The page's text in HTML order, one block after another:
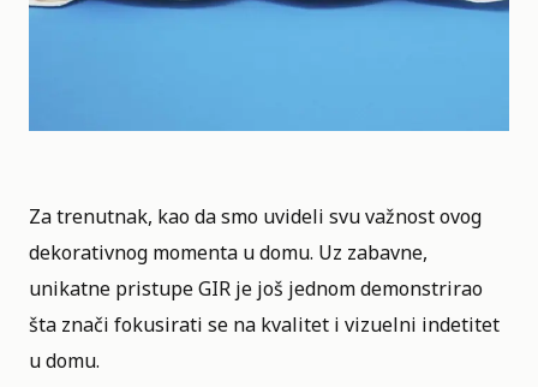
Za trenutnak, kao da smo uvideli svu važnost ovog
dekorativnog momenta u domu. Uz zabavne,
unikatne pristupeGIR je još jednom demonstrirao
šta znači fokusirati se na kvalitet i vizuelni indetitet
u domu.